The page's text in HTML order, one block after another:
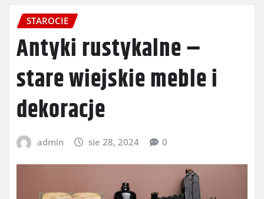
STAROCIE
Antyki rustykalne –
stare wiejskie meble i
dekoracje
admin sie 28, 2024 0